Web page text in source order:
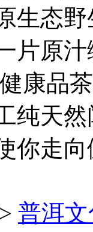
生态
片原汁
康品
纯天然
你走向
> 普洱